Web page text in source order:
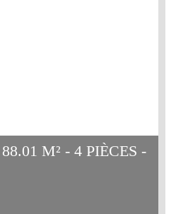
M² - 4 PIÈCES -